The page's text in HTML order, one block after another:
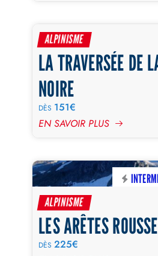
ALPINISME
LA TRAVERSÉE DE
NOIRE
DÈS 151€
EN SAVOIR PLUS
ALPINISME
LES ARÊTES
DÈS225€